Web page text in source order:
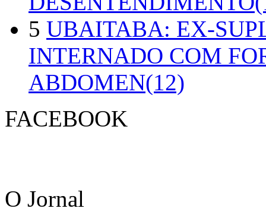
5 UBAITABA: EX-
INTERNADO COM
ABDOMEN(12)
FACEBOOK
O Jornal